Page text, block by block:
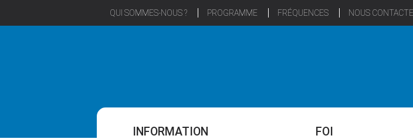
QUI SOMMES-NOUS ? PROGRAMME FRÉQUENCES NOUS
INFORMATION FOI